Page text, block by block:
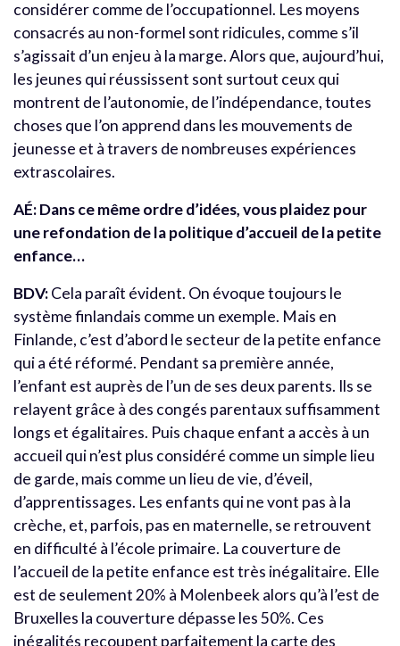
considérer comme de l’occupationnel. Les moyens
consacrés au non-formel sont ridicules, comme s’il
s’agissait d’un enjeu à la marge. Alors que, aujourd’hui,
les jeunes qui réussissent sont surtout ceux qui
montrent de l’autonomie, de l’indépendance, toutes
choses que l’on apprend dans les mouvements de
jeunesse et à travers de nombreuses expériences
extrascolaires.
AÉ: Dans ce même ordre d’idées, vous plaidez pour
une refondation de la politique d’accueil de la petite
enfance…
BDV:Cela paraît évident. On évoque toujours le
système finlandais comme un exemple. Mais en
Finlande, c’est d’abord le secteur de la petite enfance
qui a été réformé. Pendant sa première année,
l’enfant est auprès de l’un de ses deux parents. Ils se
relayent grâce à des congés parentaux suffisamment
longs et égalitaires. Puis chaque enfant a accès à un
accueil qui n’est plus considéré comme un simple lieu
de garde, mais comme un lieu de vie, d’éveil,
d’apprentissages. Les enfants qui ne vont pas à la
crèche, et, parfois, pas en maternelle, se retrouvent
en difficulté à l’école primaire. La couverture de
l’accueil de la petite enfance est très inégalitaire. Elle
est de seulement 20% à Molenbeek alors qu’à l’est de
Bruxelles la couverture dépasse les 50%. Ces
inégalités recoupent parfaitement la carte des